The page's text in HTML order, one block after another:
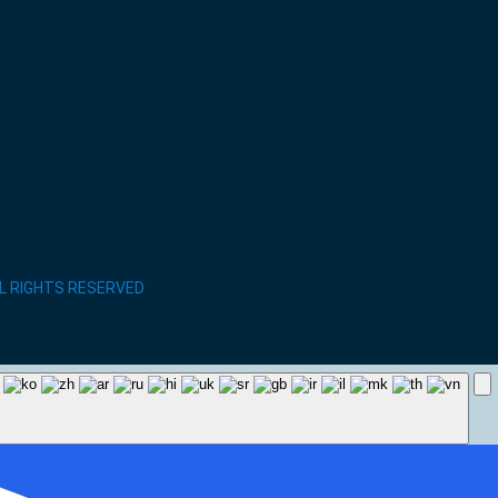
RIGHTS RESERVED